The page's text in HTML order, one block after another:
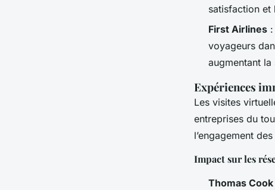
satisfaction et
First Airlines
voyageurs
augmentant
Expériences
Les visites
entreprises du
l’engagement
Impact sur les
Thomas